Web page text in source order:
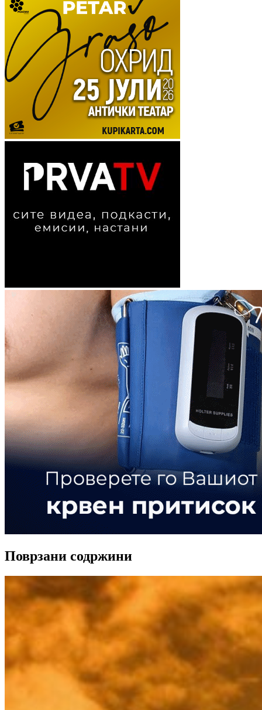
Поврзани содржини